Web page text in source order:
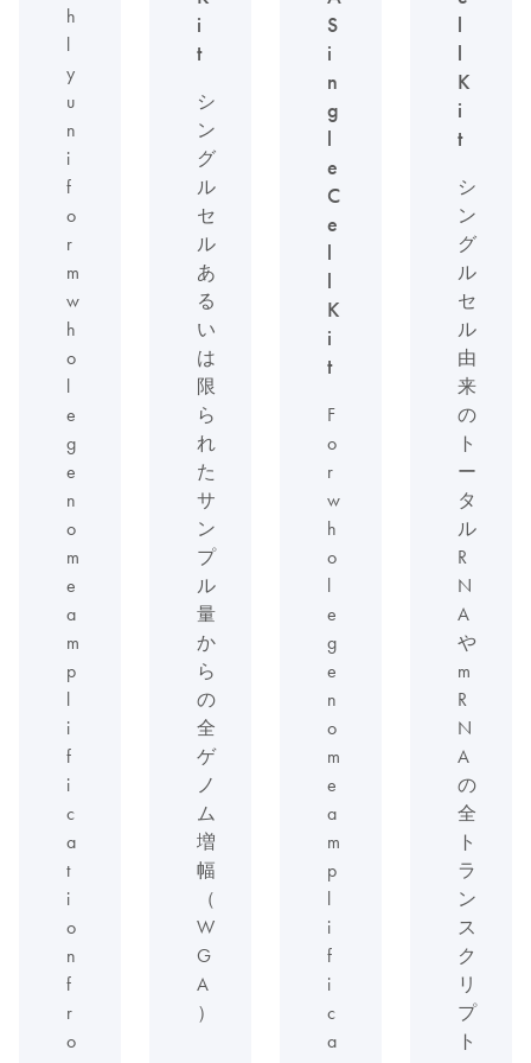
h
l
y
u
n
i
f
o
r
m
w
h
o
l
e
g
e
n
o
m
e
a
m
p
l
i
f
i
c
a
t
i
o
n
f
r
o
i
t
シ
ン
グ
ル
セ
ル
あ
る
い
は
限
ら
れ
た
サ
ン
プ
ル
量
か
ら
の
全
ゲ
ノ
ム
増
幅
（
W
G
A
）
S
i
n
g
l
e
C
e
l
l
K
i
t
F
o
r
w
h
o
l
e
g
e
n
o
m
e
a
m
p
l
i
f
i
c
a
l
l
K
i
t
シ
ン
グ
ル
セ
ル
由
来
の
ト
ー
タ
ル
R
N
A
や
m
R
N
A
の
全
ト
ラ
ン
ス
ク
リ
プ
ト